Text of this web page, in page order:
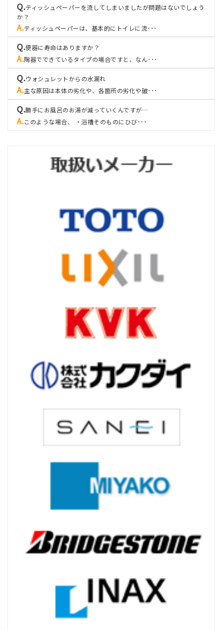
ティッシュペーパーを流してしまいましたが問題はないでしょう
か？
ティッシュペーパーは、基本的にトイレに流･･･
便器に寿命はありますか？
陶器でできているタイプの場合ですと、なん･･･
ウォシュレットからの水漏れ
主な原因は本体の劣化や、各箇所の劣化や破･･･
勝手にお風呂のお湯が減っていくんですが…
このような場合、 ・浴槽そのものにひび･･･